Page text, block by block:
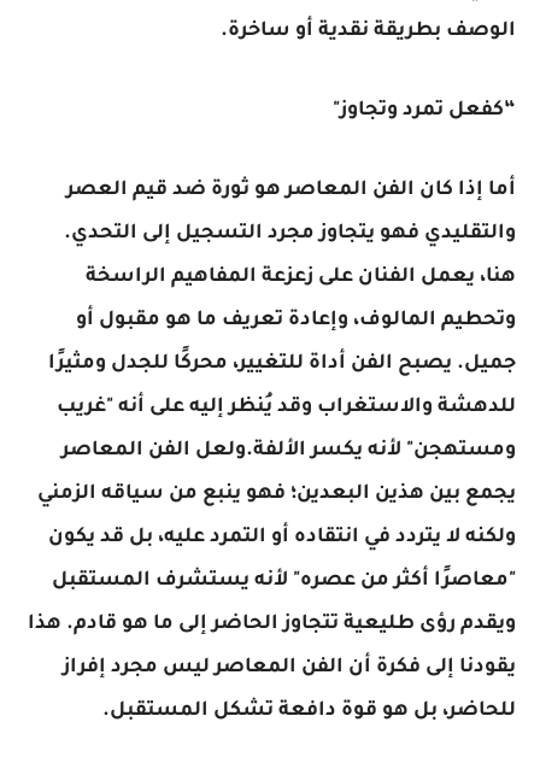
الوصف بطريقة نقدية أو ساخرة.
“كفعل تمرد وتجاوز"
أما إذا كان الفن المعاصر هو ثورة ضد قيم العصر
والتقليدي فهو يتجاوز مجرد التسجيل إلى التحدي.
هنا، يعمل الفنان على زعزعة المفاهيم الراسخة
وتحطيم المالوف، وإعادة تعريف ما هو مقبول أو
جميل. يصبح الفن أداة للتغيير، محركًا للجدل ومثيرًا
للدهشة والاستغراب وقد يُنظر إليه على أنه "غريب
ومستهجن" لأنه يكسر الألفة.ولعل الفن المعاصر
يجمع بين هذين البعدين؛ فهو ينبع من سياقه الزمني
ولكنه لا يتردد في انتقاده أو التمرد عليه، بل قد يكون
"معاصرًا أكثر من عصره" لأنه يستشرف المستقبل
ويقدم رؤى طليعية تتجاوز الحاضر إلى ما هو قادم. هذا
يقودنا إلى فكرة أن الفن المعاصر ليس مجرد إفراز
للحاضر، بل هو قوة دافعة تشكل المستقبل.